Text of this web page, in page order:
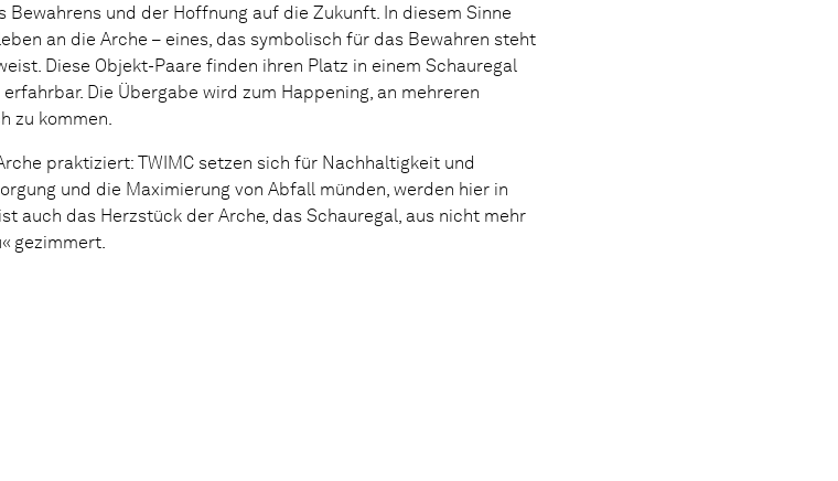
und der Hoffnung auf die Zukunft. In diesem Sinne
an die Arche – eines, das symbolisch für das Bewahren steht
Diese Objekt-Paare finden ihren Platz in einem Schauregal
Die Übergabe wird zum Happening, an mehreren
zu kommen.
praktiziert: TWIMC setzen sich für Nachhaltigkeit und
und die Maximierung von Abfall münden, werden hier in
auch das Herzstück der Arche, das Schauregal, aus nicht mehr
gezimmert.